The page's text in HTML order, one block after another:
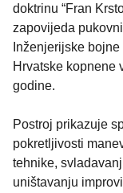
doktrinu “Fran
zapovijeda
Inženjerijske
Hrvatske kopnene
godine.
Postroj prikazuje
pokretljivosti
tehnike,
uništavanju